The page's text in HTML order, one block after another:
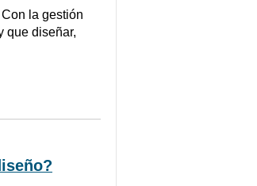
la gestión
que diseñar,